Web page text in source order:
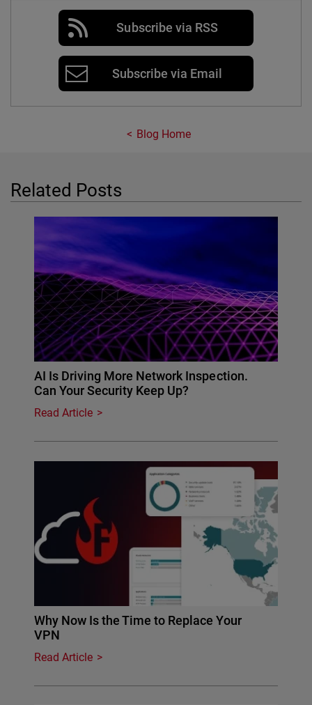
Subscribe via RSS
Subscribe via Email
Blog Home
Related Posts
AI Is Driving More Network Inspection.
Can Your Security Keep Up?
Read Article
Why Now Is the Time to Replace Your
VPN
Read Article